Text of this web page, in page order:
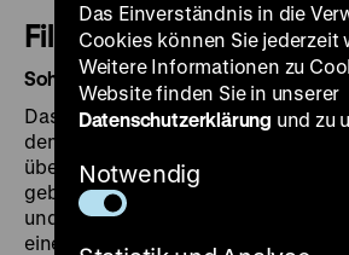
Filmprogramm
Sohrab Shahid Saless
Das Zeughauskino zeigt die in
dem Filmmuseum München
über das Werk von Sohrab Shahid
geborene Iraner studierte in den
und Paris und drehte anschließend
eine Reihe von Kurz- und zwei auf
Das Einverständnis in die
Cookies können Sie jederzeit
Weitere Informationen zu
Website finden Sie in unserer
Datenschutzerklärung und zu
Notwendig